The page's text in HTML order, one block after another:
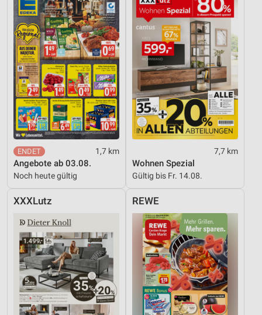
1,7 km
Angebote ab 03.08.
Noch heute gültig
7,7 km
Wohnen Spezial
Gültig bis Fr. 14.08.
XXXLutz REWE